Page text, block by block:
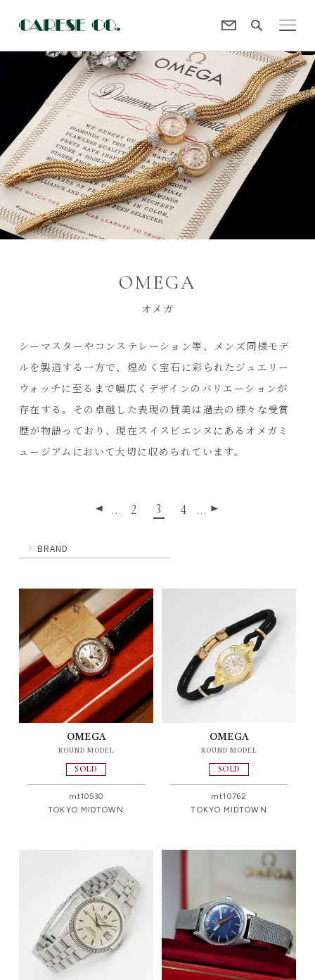
OMEGA
オメガ
シーマスターやコンステレーション等、メンズ同様モデ
ルを製造する一方で、煌めく宝石に彩られたジュエリー
ウォッチに至るまで幅広くデザインのバリエーションが
存在する。その卓越した表現の賛美は過去の様々な受賞
歴が物語っており、現在スイスビエンヌにあるオメガミ
ュージアムにおいて大切に収められています。
◀ … 2 3 4 … ▶
BRAND
OMEGA
ROUND MODEL
SOLD
mt10530
TOKYO MIDTOWN
OMEGA
ROUND MODEL
SOLD
mt10762
TOKYO MIDTOWN